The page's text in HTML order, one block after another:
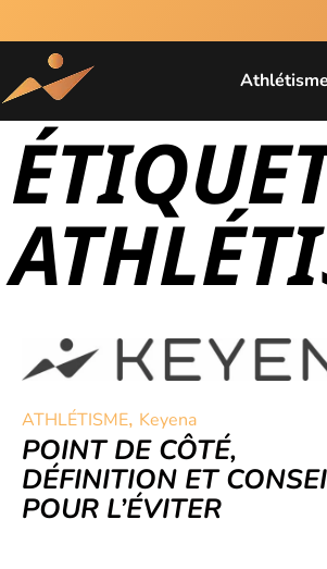
Athlétisme
ATHLÉTISME, Keyena
POINT DE CÔTÉ,
DÉFINITION ET
POUR L’ÉVITER